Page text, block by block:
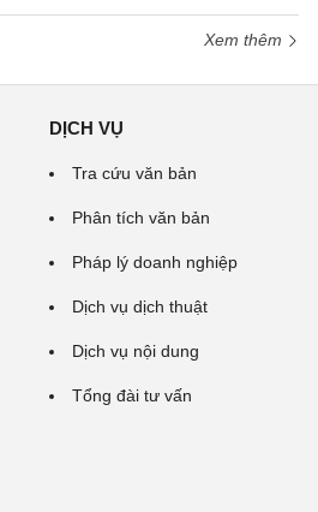
Xem thêm
DỊCH VỤ
Tra cứu văn bản
Phân tích văn bản
Pháp lý doanh nghiệp
Dịch vụ dịch thuật
Dịch vụ nội dung
Tổng đài tư vấn